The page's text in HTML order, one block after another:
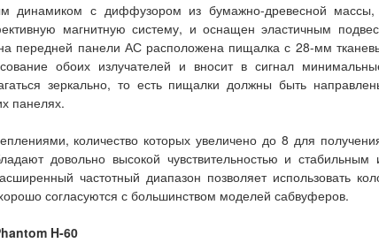
динамиком с диффузором из бумажно-древесной
магнитную систему, и оснащен эластичным
передней панели АС расположена пищалка с 28-мм
обоих излучателей и вносит в сигнал
зеркально, то есть пищалки должны быть
панелях.
количество которых увеличено до 8 для
довольно высокой чувствительностью и
частотный диапазон позволяет использовать
согласуются с большинством моделей сабвуферов.
H-60